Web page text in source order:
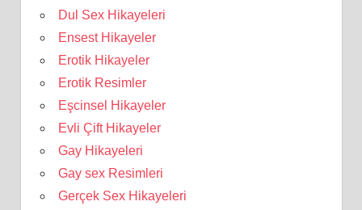
Dul Sex Hikayeleri
Ensest Hikayeler
Erotik Hikayeler
Erotik Resimler
Eşcinsel Hikayeler
Evli Çift Hikayeler
Gay Hikayeleri
Gay sex Resimleri
Gerçek Sex Hikayeleri